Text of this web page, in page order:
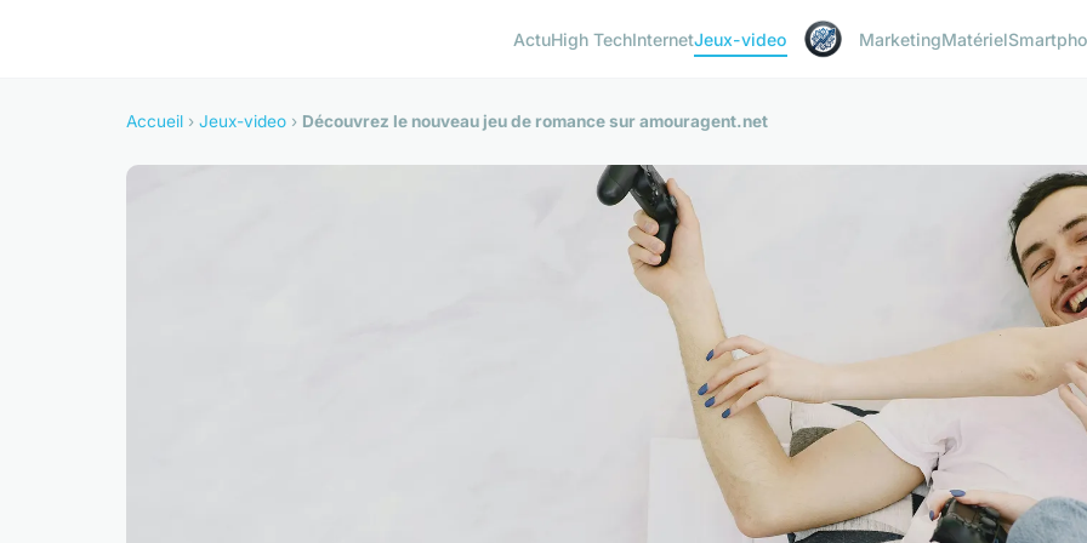
ActuHigh TechInternetJeux-video MarketingMatériel
Accueil › Jeux-video › Découvrez le nouveau jeu de romance sur amouragent.net